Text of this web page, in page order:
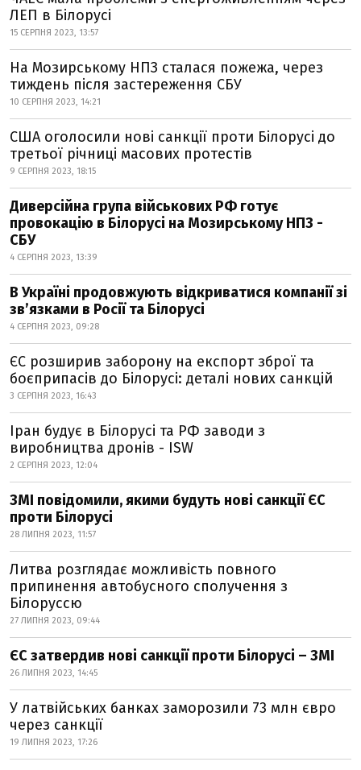
ЛЕП в Білорусі
15 СЕРПНЯ 2023, 13:57
На Мозирському НПЗ сталася пожежа, через
тиждень після застереження СБУ
10 СЕРПНЯ 2023, 14:21
США оголосили нові санкції проти Білорусі до
третьої річниці масових протестів
9 СЕРПНЯ 2023, 18:15
Диверсійна група військових РФ готує
провокацію в Білорусі на Мозирському НПЗ -
СБУ
4 СЕРПНЯ 2023, 13:39
В Україні продовжують відкриватися компанії зі
зв’язками в Росії та Білорусі
4 СЕРПНЯ 2023, 09:28
ЄС розширив заборону на експорт зброї та
боєприпасів до Білорусі: деталі нових санкцій
3 СЕРПНЯ 2023, 16:43
Іран будує в Білорусі та РФ заводи з
виробництва дронів - ISW
2 СЕРПНЯ 2023, 12:04
ЗМІ повідомили, якими будуть нові санкції ЄС
проти Білорусі
28 ЛИПНЯ 2023, 11:57
Литва розглядає можливість повного
припинення автобусного сполучення з
Білоруссю
27 ЛИПНЯ 2023, 09:44
ЄС затвердив нові санкції проти Білорусі – ЗМІ
26 ЛИПНЯ 2023, 14:45
У латвійських банках заморозили 73 млн євро
через санкції
19 ЛИПНЯ 2023, 17:26